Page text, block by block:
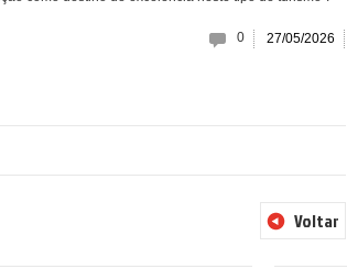
27/05/2026
0
Voltar